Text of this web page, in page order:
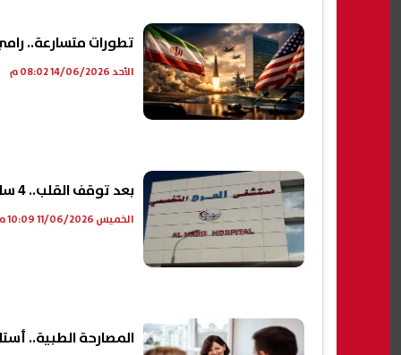
تطورات متسارعة..
الأحد 14/06/2026 08:02 م
بعد توقف القلب.. 4 ساعات داخل العمليات تثير شكوك أسرة ضحية المرج|فيديو
الخميس 11/06/2026 10:09 م
المصارحة الطبية..